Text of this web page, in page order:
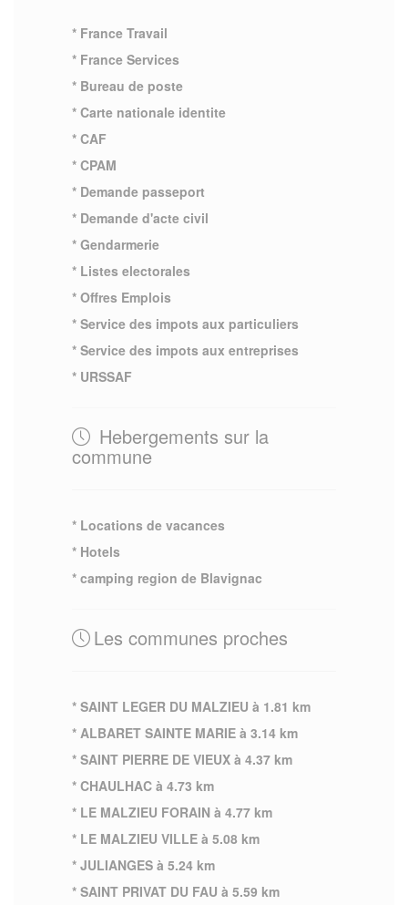
* France Travail
* France Services
* Bureau de poste
* Carte nationale identite
* CAF
* CPAM
* Demande passeport
* Demande d'acte civil
* Gendarmerie
* Listes electorales
* Offres Emplois
* Service des impots aux particuliers
* Service des impots aux entreprises
* URSSAF
Hebergements sur la
commune
* Locations de vacances
* Hotels
* camping region de Blavignac
Les communes proches
* SAINT LEGER DU MALZIEU à 1.81 km
* ALBARET SAINTE MARIE à 3.14 km
* SAINT PIERRE DE VIEUX à 4.37 km
* CHAULHAC à 4.73 km
* LE MALZIEU FORAIN à 4.77 km
* LE MALZIEU VILLE à 5.08 km
* JULIANGES à 5.24 km
* SAINT PRIVAT DU FAU à 5.59 km